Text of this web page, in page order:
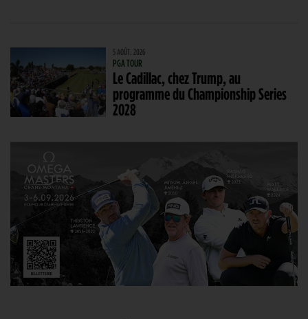
5 AOÛT. 2026
PGA TOUR
Le Cadillac, chez Trump, au
programme du Championship Series
2028